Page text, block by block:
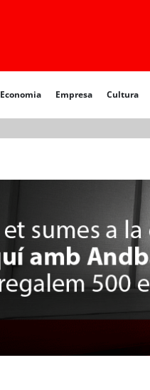
Economia Empresa Cultura